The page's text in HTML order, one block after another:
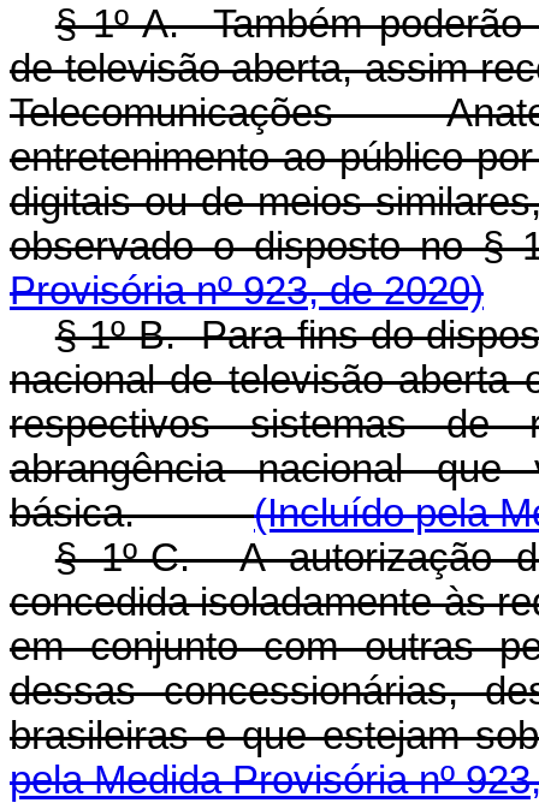
§ 1º-A. Também
de televisão aberta, assim
Telecomunicações -
entretenimento ao público
digitais ou de meios
observado o
Provisória nº 923, de 2020)
§ 1º-B. Para fins do
nacional de televisão aberta
respectivos sistemas de
abrangência nacional que
básica.(Incluído pela
§ 1º-C. A autorização
concedida isoladamente às
em conjunto com outras
dessas concessionárias,
brasileiras e que estejam
pela Medida Provisória nº